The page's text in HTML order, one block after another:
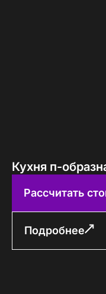
Кухня п-
Рассчитать
Подробнее